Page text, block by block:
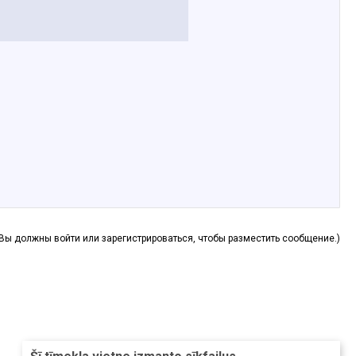
должны войти или зарегистрироваться, чтобы разместить сообщение.)